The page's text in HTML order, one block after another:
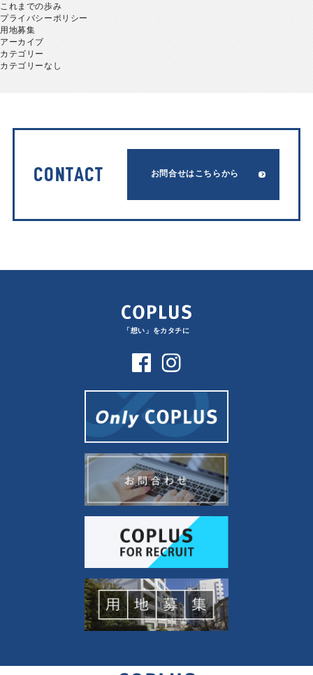
これまでの歩み
プライバシーポリシー
用地募集
アーカイブ
カテゴリー
カテゴリーなし
CONTACT お問合せはこちらから
「想い」をカタチに